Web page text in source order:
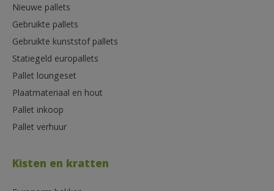
Nieuwe pallets
Gebruikte pallets
Gebruikte kunststof pallets
Statiegeld europallets
Pallet loungeset
Plaatmateriaal en hout
Pallet inkoop
Pallet verhuur
Kisten en kratten